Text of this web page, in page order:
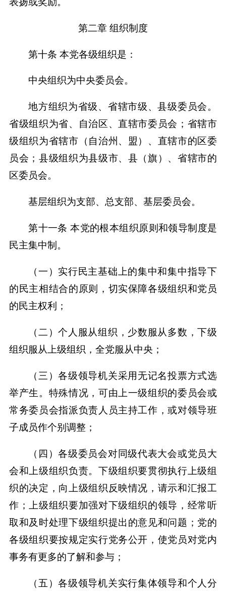
第二章 组织制度
第十条 本党各级组织是：
中央组织为中央委员会。
地方组织为省级、省辖市级、县级委员会。
省级组织为省、自治区、直辖市委员会；省辖市
级组织为省辖市（自治州、盟）、直辖市的区委
员会；县级组织为县级市、县（旗）、省辖市的
区委员会。
基层组织为支部、总支部、基层委员会。
第十一条 本党的根本组织原则和领导制度是
民主集中制。
（一）实行民主基础上的集中和集中指导下
的民主相结合的原则，切实保障各级组织和党员
的民主权利；
（二）个人服从组织，少数服从多数，下级
组织服从上级组织，全党服从中央；
（三）各级领导机关采用无记名投票方式选
举产生。特殊情况，可由上一级组织的委员会或
常务委员会指派负责人员主持工作，或对领导班
子成员作个别调整；
（四）各级委员会对同级代表大会或党员大
会和上级组织负责。下级组织要贯彻执行上级组
织的决定，向上级组织反映情况，请示和汇报工
作；上级组织要加强对下级组织的领导，经常听
取和及时处理下级组织提出的意见和问题；党的
各级组织要按规定实行党务公开，使党员对党内
事务有更多的了解和参与；
（五）各级领导机关实行集体领导和个人分